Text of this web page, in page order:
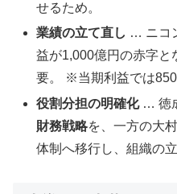
せるため。
業績の立て直し … ニコ
益が1,000億円の赤字と
要。 ※当期利益では
役割分担の明確化… 徳
財務戦略を、一方の大
体制へ移行し、組織の